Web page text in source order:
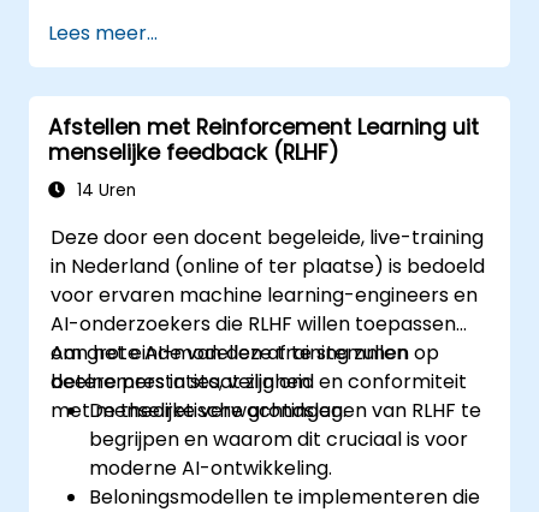
toepassingen.
Het finetuningproces te optimaliseren bij
beperkte rekenkracht door middel van
kwantificatie.
De afgestemde modellen efficiënt in de
praktijk te implementeren en te
Lees meer...
Afstellen met Reinforcement Learning uit
menselijke feedback (RLHF)
14 Uren
Deze door een docent begeleide, live-training
in Nederland (online of ter plaatse) is bedoeld
voor ervaren machine learning-engineers en
AI-onderzoekers die RLHF willen toepassen
om grote AI-modellen af te stemmen op
betere prestaties, veiligheid en conformiteit
met menselijke verwachtingen.
Aan het einde van deze training zullen
deelnemers in staat zijn om:
De theoretische grondslagen van RLHF te
begrijpen en waarom dit cruciaal is voor
moderne AI-ontwikkeling.
Beloningsmodellen te implementeren die